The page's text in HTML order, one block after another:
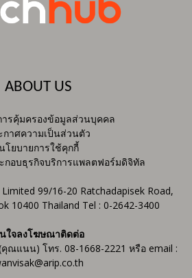
ABOUT US
รคุ้มครองข้อมูลส่วนบุคคล
กาศความเป็นส่วนตัว
โยบายการใช้คุกกี้
กอบธุรกิจบริการแพลตฟอร์มดิจิทัล
99/16-20 Ratchadapisek Road,
10400 Thailand Tel : 0-2642-3400
ใจลงโฆษณาติดต่อ
แนน) โทร. 08-1668-2221 หรือ email :